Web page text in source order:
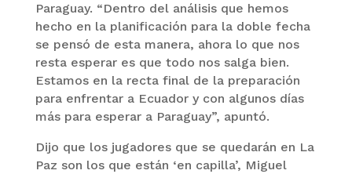
Paraguay. “Dentro del análisis que hemos
hecho en la planificación para la doble fecha
se pensó de esta manera, ahora lo que nos
resta esperar es que todo nos salga bien.
Estamos en la recta final de la preparación
para enfrentar a Ecuador y con algunos días
más para esperar a Paraguay”, apuntó.
Dijo que los jugadores que se quedarán en La
Paz son los que están ‘en capilla’, Miguel